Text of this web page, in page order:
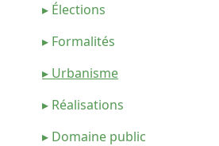
▸ Élections
▸ Formalités
▸ Urbanisme
▸ Réalisations
▸ Domaine public